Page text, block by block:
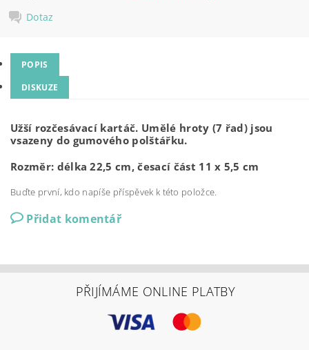
Dotaz
POPIS
DISKUZE
Užší rozčesávací kartáč. Umělé hroty (7 řad) jsou
vsazeny do gumového polštářku.
Rozměr: délka 22,5 cm, česací část 11 x 5,5 cm
Buďte první, kdo napíše příspěvek k této položce.
Přidat komentář
PŘIJÍMÁME ONLINE PLATBY